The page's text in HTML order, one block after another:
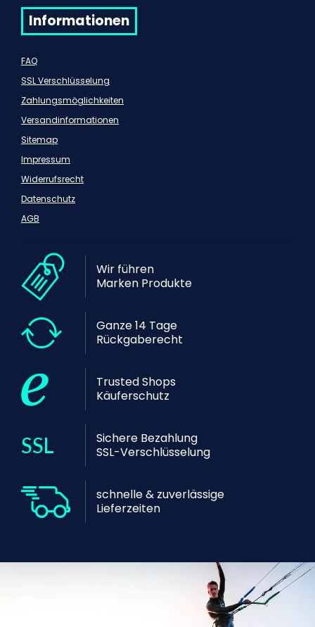
Informationen
FAQ
SSL Verschlüsselung
Zahlungsmöglichkeiten
Versandinformationen
Sitemap
Impressum
Widerrufsrecht
Datenschutz
AGB
Wir führen
Marken Produkte
Ganze 14 Tage
Rückgaberecht
Trusted Shops
Käuferschutz
Sichere Bezahlung
SSL-Verschlüsselung
schnelle & zuverlässige
Lieferzeiten